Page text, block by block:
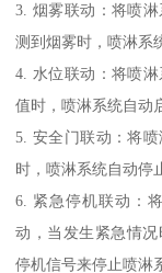
3. 烟雾联动：将喷
测到烟雾时，喷淋系
4. 水位联动：将喷
值时，喷淋系统自动
5. 安全门联动：将
时，喷淋系统自动停
6. 紧急停机联动：
动，当发生紧急情
停机信号来停止喷淋